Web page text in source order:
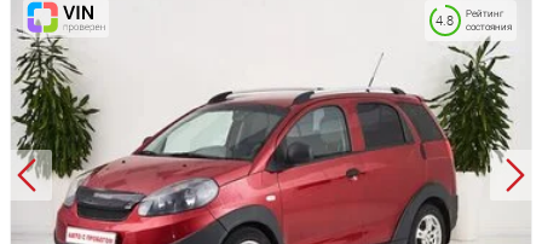
Рейтинг
состояния
4.8